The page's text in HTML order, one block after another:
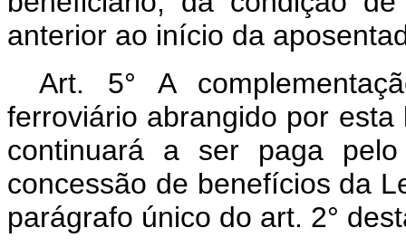
anterior ao início da
Art. 5° A
ferroviário abrangido por
continuará a ser paga
concessão de benefícios da
parágrafo único do art. 2°